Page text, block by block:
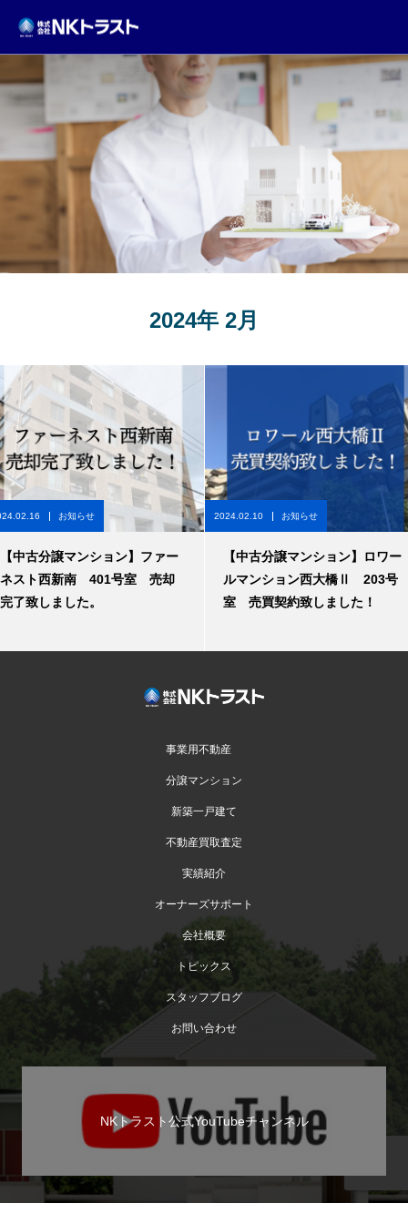
TOPICS
2024年 2月
お知らせ
【中古分譲マンション】ファー
ネスト西新南 401号室 売却
完了致しました。
2024.02.10 お知らせ
【中古分譲マンション】ロワー
ルマンション西大橋Ⅱ 203号
室 売買契約致しました！
事業用不動産
分譲マンション
新築一戸建て
不動産買取査定
実績紹介
オーナーズサポート
会社概要
トピックス
スタッフブログ
お問い合わせ
NKトラスト公式YouTubeチャンネル
TEL